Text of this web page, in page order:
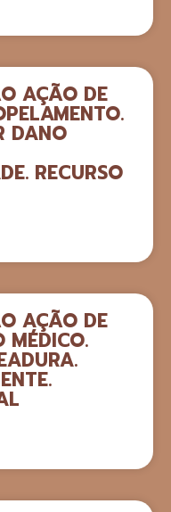
AÇÃO DE
DANO
RECURSO
AÇÃO DE
MÉDICO.